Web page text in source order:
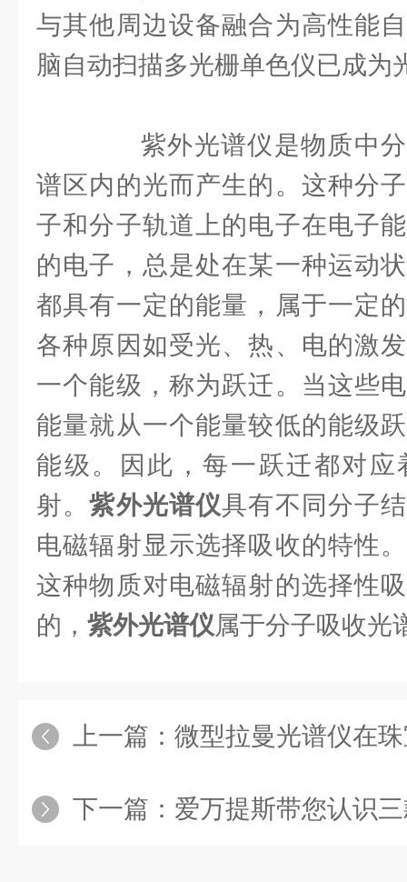
与其他周边设备融合为高性能
脑自动扫描多光栅单色仪已成为
紫外光谱仪是物质中分
谱区内的光而产生的。这种分
子和分子轨道上的电子在电子
的电子，总是处在某一种运动
都具有一定的能量，属于一定
各种原因如受光、热、电的激
一个能级，称为跃迁。当这些
能量就从一个能量较低的能级
能级。因此，每一跃迁都对应
射。紫外光谱仪具有不同分子
电磁辐射显示选择吸收的特性
这种物质对电磁辐射的选择性
的， 紫外光谱仪属于分子吸收光
上一篇： 微型拉曼光谱仪在珠宝
下一篇： 爱万提斯带您认识